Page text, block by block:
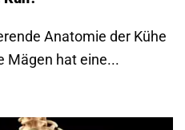
Anatomie der Kühe
Mägen hat eine...